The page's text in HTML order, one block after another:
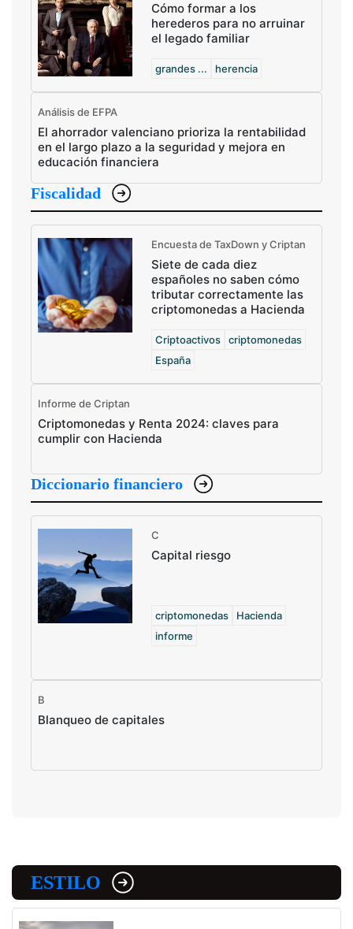
Cómo formar a los
herederos para no arruinar
el legado familiar
grandes ... herencia
Análisis de EFPA
El ahorrador valenciano prioriza la rentabilidad
en el largo plazo a la seguridad y mejora en
educación financiera
Fiscalidad
Encuesta de TaxDown y Criptan
Siete de cada diez
españoles no saben cómo
tributar correctamente las
criptomonedas a Hacienda
Criptoactivos
criptomonedas
España
Informe de Criptan
Criptomonedas y Renta 2024: claves para
cumplir con Hacienda
Diccionario financiero
C
Capital riesgo
criptomonedas
Hacienda
informe
B
Blanqueo de capitales
ESTILO